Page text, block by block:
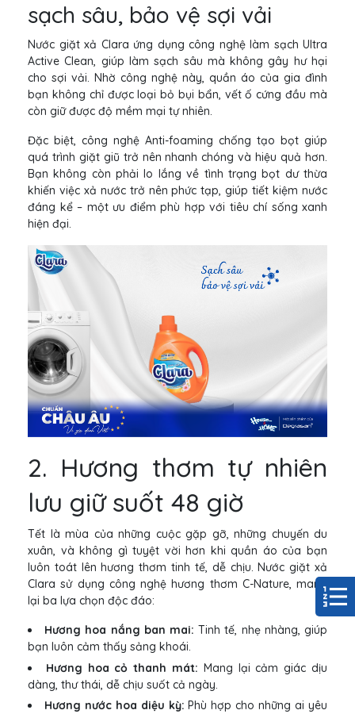
sạch sâu, bảo vệ sợi vải
Nước giặt xả Clara ứng dụng công nghệ làm sạch Ultra
Active Clean, giúp làm sạch sâu mà không gây hư hại
cho sợi vải. Nhờ công nghệ này, quần áo của gia đình
bạn không chỉ được loại bỏ bụi bẩn, vết ố cứng đầu mà
còn giữ được độ mềm mại tự nhiên.
Đặc biệt, công nghệ Anti-foaming chống tạo bọt giúp
quá trình giặt giũ trở nên nhanh chóng và hiệu quả hơn.
Bạn không còn phải lo lắng về tình trạng bọt dư thừa
khiến việc xả nước trở nên phức tạp, giúp tiết kiệm nước
đáng kể – một ưu điểm phù hợp với tiêu chí sống xanh
hiện đại.
2. Hương thơm tự nhiên
lưu giữ suốt 48 giờ
Tết là mùa của những cuộc gặp gỡ, những chuyến du
xuân, và không gì tuyệt vời hơn khi quần áo của bạn
luôn toát lên hương thơm tinh tế, dễ chịu. Nước giặt xả
Clara sử dụng công nghệ hương thơm C-Nature, mang
lại ba lựa chọn độc đáo:
Hương hoa nắng ban mai: Tinh tế, nhẹ nhàng, giúp
bạn luôn cảm thấy sảng khoái.
Hương hoa cỏ thanh mát: Mang lại cảm giác dịu
dàng, thư thái, dễ chịu suốt cả ngày.
Hương nước hoa diệu kỳ: Phù hợp cho những ai yêu